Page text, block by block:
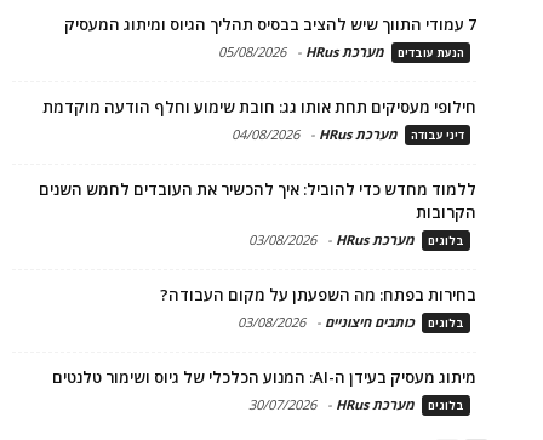
7 עמודי התווך שיש להציב בבסיס תהליך הגיוס ומיתוג המעסיק
הנעת עובדים מערכת HRus -
05/08/2026
חילופי מעסיקים תחת אותו גג: חובת שימוע וחלף הודעה מוקדמת
דיני עבודה מערכת HRus -
04/08/2026
ללמוד מחדש כדי להוביל: איך להכשיר את העובדים לחמש השנים
הקרובות
בלוגים מערכת HRus -
03/08/2026
בחירות בפתח: מה השפעתן על מקום העבודה?
בלוגים כותבים חיצוניים -
03/08/2026
מיתוג מעסיק בעידן ה-AI: המנוע הכלכלי של גיוס ושימור טלנטים
בלוגים מערכת HRus -
30/07/2026